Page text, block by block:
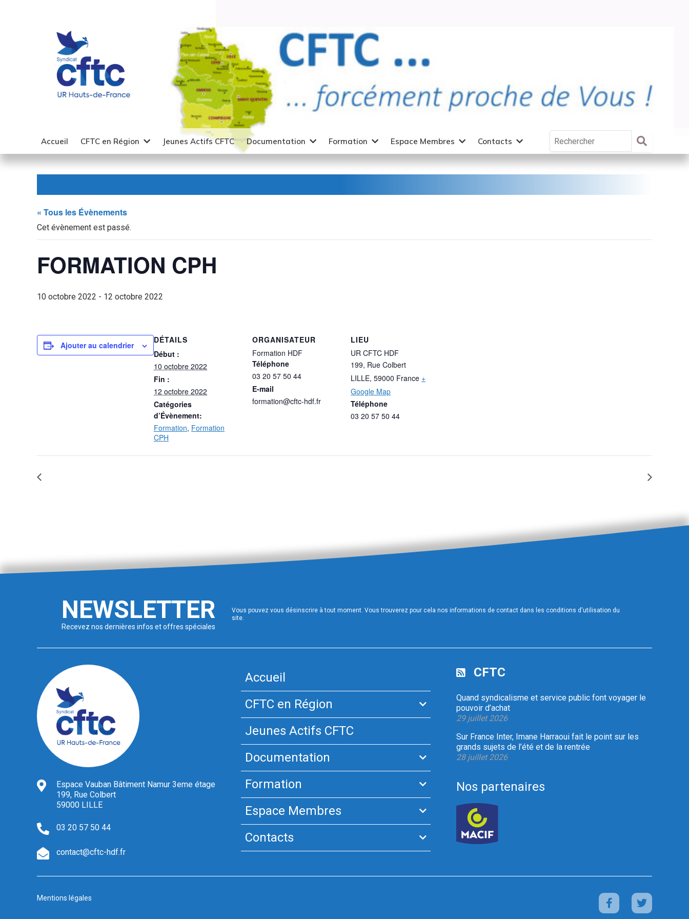
Accueil CFTC en Région Jeunes Actifs CFTC Documentation Formation Espace Membres Contacts
« Tous les Évènements
Cet évènement est passé.
FORMATION CPH
10 octobre 2022 - 12 octobre 2022
Ajouter au calendrier
DÉTAILS
Début :
10 octobre 2022
Fin :
12 octobre 2022
Catégories
d’Évènement:
Formation, Formation
CPH
ORGANISATEUR
Formation HDF
Téléphone
03 20 57 50 44
E-mail
formation@cftc-hdf.fr
LIEU
UR CFTC HDF
199, Rue Colbert
LILLE, 59000 France +
Google Map
Téléphone
03 20 57 50 44
NEWSLETTER
Recevez nos dernières infos et offres spéciales
Vous pouvez vous désinscrire à tout moment. Vous trouverez pour cela nos informations de contact dans les conditions d'utilisation du
site.
Espace Vauban Bâtiment Namur 3eme étage
199, Rue Colbert
59000 LILLE
03 20 57 50 44
contact@cftc-hdf.fr
Accueil
CFTC en Région
Jeunes Actifs CFTC
Documentation
Formation
Espace Membres
Contacts
CFTC
Quand syndicalisme et service public font voyager le
pouvoir d’achat
29 juillet 2026
Sur France Inter, Imane Harraoui fait le point sur les
grands sujets de l’été et de la rentrée
28 juillet 2026
Nos partenaires
Mentions légales